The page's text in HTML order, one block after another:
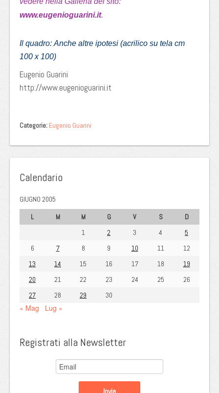
www.eugenioguarini.it.
Il quadro: Anche altre ipotesi (acrilico su tela cm
100 x 100)
Eugenio Guarini
http://www.eugenioguarini.it
Categorie: Eugenio Guarini
Calendario
GIUGNO 2005
L
M M G V S
D
1
2 3 4
5
6
7 8 9 10 11
12
13
14 15 16 17 18
19
20
21 22 23 24 25
26
27
28 29 30
« Mag Lug »
Registrati alla Newsletter